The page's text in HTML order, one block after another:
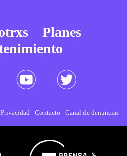
Planes
Privacidad Contacto Canal de denuncias